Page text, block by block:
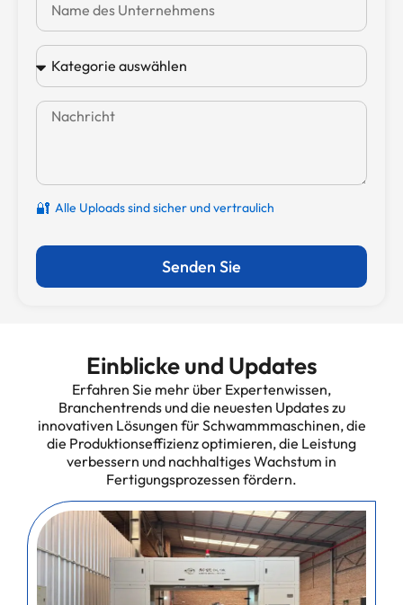
🔐 Alle Uploads sind sicher und vertraulich
Senden Sie
Einblicke und Updates
Erfahren Sie mehr über Expertenwissen,
Branchentrends und die neuesten Updates zu
innovativen Lösungen für Schwammmaschinen, die
die Produktionseffizienz optimieren, die Leistung
verbessern und nachhaltiges Wachstum in
Fertigungsprozessen fördern.